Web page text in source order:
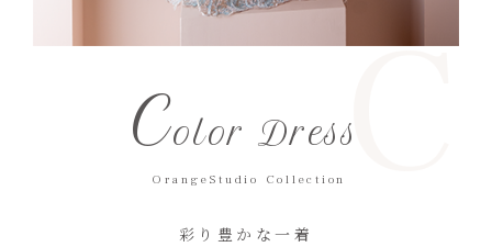
C
Color Dress
OrangeStudio Collection
彩り豊かな一着